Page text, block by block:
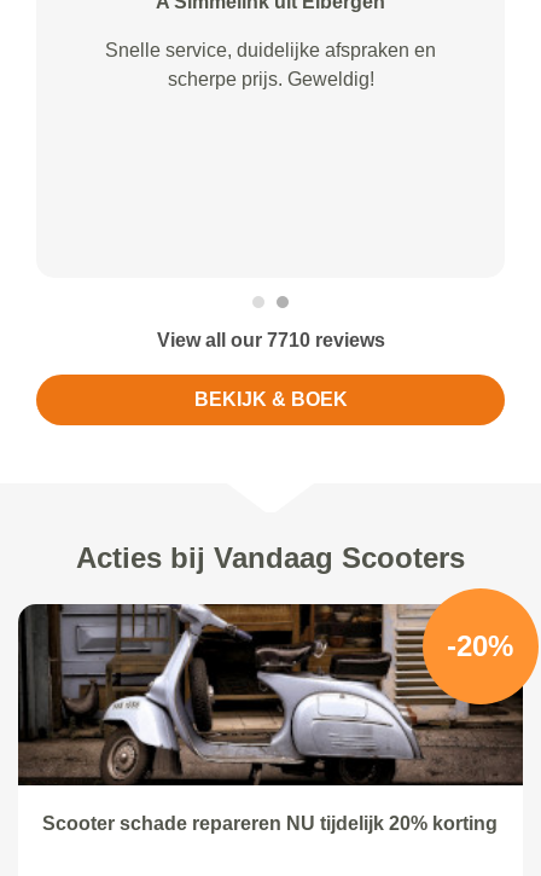
Snelle service, duidelijke afspraken en
scherpe prijs. Geweldig!
View all our 7710 reviews
BEKIJK & BOEK
Acties bij Vandaag Scooters
-20%
Scooter schade repareren NU tijdelijk 20% korting